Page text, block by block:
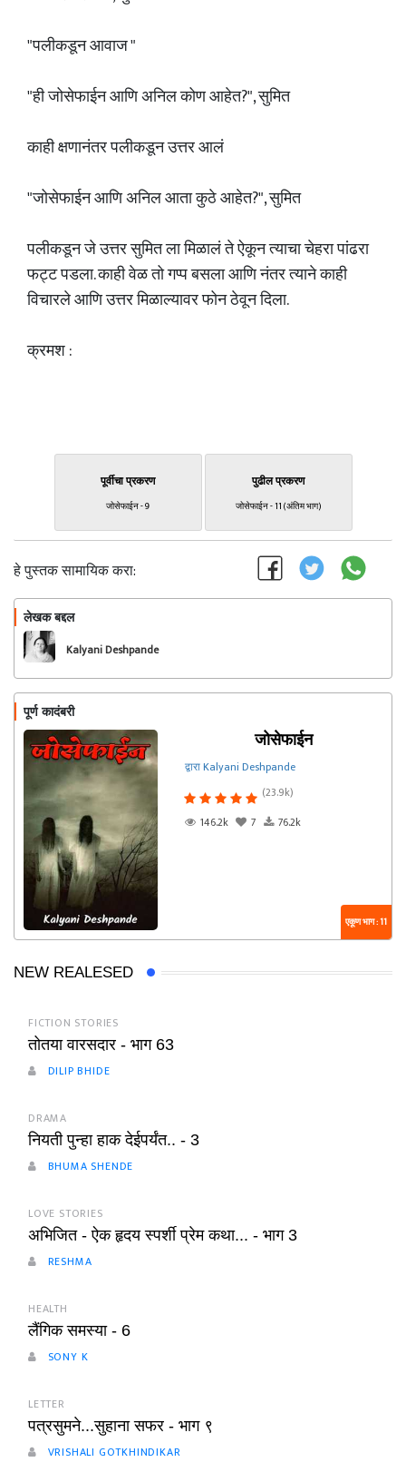
"पलीकडून आवाज "
"ही जोसेफाईन आणि अनिल कोण आहेत?", सुमित
काही क्षणानंतर पलीकडून उत्तर आलं
"जोसेफाईन आणि अनिल आता कुठे आहेत?", सुमित
पलीकडून जे उत्तर सुमित ला मिळालं ते ऐकून त्याचा चेहरा पांढरा
फट्ट पडला. काही वेळ तो गप्प बसला आणि नंतर त्याने काही
विचारले आणि उत्तर मिळाल्यावर फोन ठेवून दिला.
क्रमश :
पूर्वीचा प्रकरण
जोसेफाईन - 9
पुढील प्रकरण
जोसेफाईन - 11 (अंतिम भाग)
हे पुस्तक सामायिक करा:
लेखक बद्दल
Kalyani Deshpande
पूर्ण कादंबरी
जोसेफाईन
द्वारा Kalyani Deshpande
(23.9k)
146.2k
7 76.2k
एकूण भाग : 11
NEW REALESED
FICTION STORIES
तोतया वारसदार - भाग 63
DILIP BHIDE
DRAMA
नियती पुन्हा हाक देईपर्यंत.. - 3
BHUMA SHENDE
LOVE STORIES
अभिजित - ऐक हृदय स्पर्शी प्रेम कथा... - भाग 3
RESHMA
HEALTH
लैंगिक समस्या - 6
SONY K
LETTER
पत्रसुमने...सुहाना सफर - भाग ९
VRISHALI GOTKHINDIKAR